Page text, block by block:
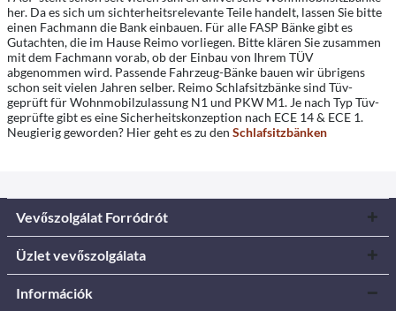
her. Da es sich um sichterheitsrelevante Teile handelt, lassen Sie bitte
einen Fachmann die Bank einbauen. Für alle FASP Bänke gibt es
Gutachten, die im Hause Reimo vorliegen. Bitte klären Sie zusammen
mit dem Fachmann vorab, ob der Einbau von Ihrem TÜV
abgenommen wird. Passende Fahrzeug-Bänke bauen wir übrigens
schon seit vielen Jahren selber. Reimo Schlafsitzbänke sind Tüv-
geprüft für Wohnmobilzulassung N1 und PKW M1. Je nach Typ Tüv-
geprüfte gibt es eine Sicherheitskonzeption nach ECE 14 & ECE 1.
Neugierig geworden? Hier geht es zu den Schlafsitzbänken
Vevőszolgálat Forródrót
Üzlet vevőszolgálata
Információk